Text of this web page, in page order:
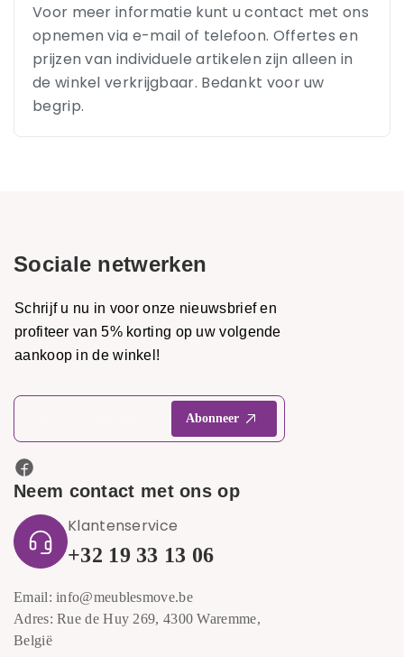
Voor meer informatie kunt u contact met ons
opnemen via e-mail of telefoon. Offertes en
prijzen van individuele artikelen zijn alleen in
de winkel verkrijgbaar. Bedankt voor uw
begrip.
Sociale netwerken
Schrijf u nu in voor onze nieuwsbrief en
profiteer van 5% korting op uw volgende
aankoop in de winkel!
Neem contact met ons op
Klantenservice
+32 19 33 13 06
Email: info@meublesmove.be
Adres: Rue de Huy 269, 4300 Waremme,
België